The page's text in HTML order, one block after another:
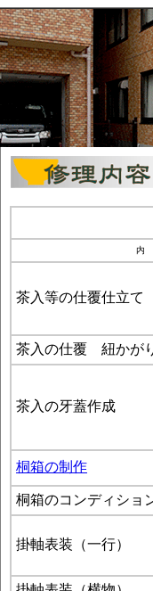
内
茶入等の仕覆仕立て
茶入の仕覆 紐かが
茶入の牙蓋作成
桐箱の制作
桐箱のコンディショ
掛軸表装（一行）